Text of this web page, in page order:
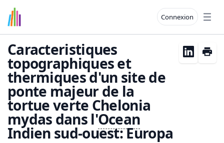
Connexion
Caracteristiques
topographiques et
thermiques d'un site de
ponte majeur de la
tortue verte Chelonia
mydas dans l'Ocean
Indien sud-ouest: Europa